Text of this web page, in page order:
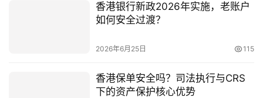
香港银行新政2026年实施，老账户
如何安全过渡？
2026年6月25日 115
香港保单安全吗？司法执行与CRS
下的资产保护核心优势